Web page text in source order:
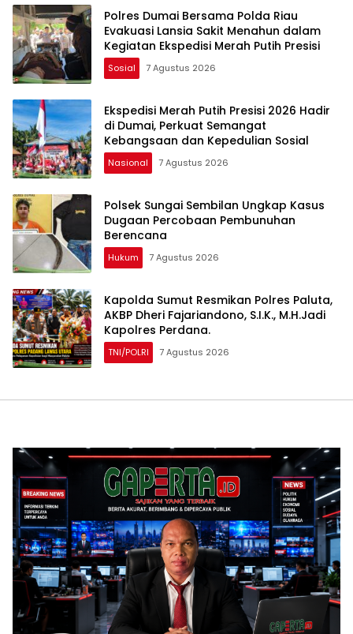
Polres Dumai Bersama Polda Riau
Evakuasi Lansia Sakit Menahun dalam
Kegiatan Ekspedisi Merah Putih Presisi
Sosial 7 Agustus 2026
Ekspedisi Merah Putih Presisi 2026 Hadir
di Dumai, Perkuat Semangat
Kebangsaan dan Kepedulian Sosial
Nasional 7 Agustus 2026
Polsek Sungai Sembilan Ungkap Kasus
Dugaan Percobaan Pembunuhan
Berencana
Hukum 7 Agustus 2026
Kapolda Sumut Resmikan Polres Paluta,
AKBP Dheri Fajariandono, S.I.K., M.H.Jadi
Kapolres Perdana.
TNI/POLRI 7 Agustus 2026